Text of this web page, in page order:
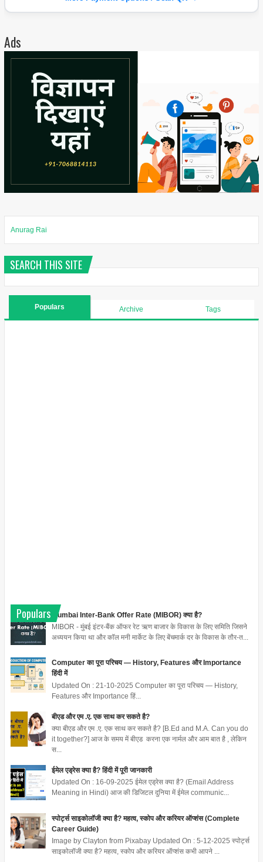
Ads
Anurag Rai
SEARCH THIS SITE
Populars Archive Tags
Populars
Mumbai Inter-Bank Offer Rate (MIBOR) क्या है?
MIBOR - मुंबई इंटर-बैंक ऑफर रेट ऋण बाजार के विकास के लिए समिति जिसने
अध्ययन किया था और कॉल मनी मार्केट के लिए बेंचमार्क दर के विकास के तौर-त...
Computer का पूरा परिचय — History, Features और Importance
हिंदी में
Updated On : 21-10-2025 Computer का पूरा परिचय — History,
Features और Importance हिं...
बीएड और एम .ए. एक साथ कर सकते है?
क्या बीएड और एम .ए. एक साथ कर सकते है? [B.Ed and M.A. Can you do
it together?] आज के समय में बीएड करना एक नार्मल और आम बात है , लेकिन
स...
ईमेल एड्रेस क्या है? हिंदी में पूरी जानकारी
Updated On : 16-09-2025 ईमेल एड्रेस क्या है? (Email Address
Meaning in Hindi) आज की डिजिटल दुनिया में ईमेल communic...
स्पोर्ट्स साइकोलॉजी क्या है? महत्व, स्कोप और करियर ऑप्शंस (Complete
Career Guide)
Image by Clayton from Pixabay Updated On : 5-12-2025 स्पोर्ट्स
साइकोलॉजी क्या है? महत्व, स्कोप और करियर ऑप्शंस कभी आपने ...